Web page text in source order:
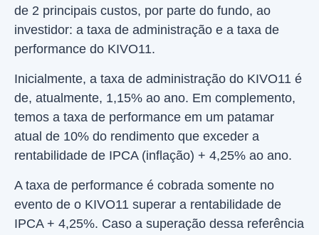
de 2 principais custos, por parte do fundo, ao
investidor: a taxa de administração e a taxa de
performance do KIVO11.
Inicialmente, a taxa de administração do KIVO11 é
de, atualmente, 1,15% ao ano. Em complemento,
temos a taxa de performance em um patamar
atual de 10% do rendimento que exceder a
rentabilidade de IPCA (inflação) + 4,25% ao ano.
A taxa de performance é cobrada somente no
evento de o KIVO11 superar a rentabilidade de
IPCA + 4,25%. Caso a superação dessa referência